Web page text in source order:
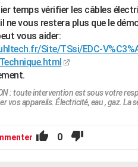
temps vérifier les câbles
ne vous restera plus que le
vous aider:
Site/TSsi/EDC-
: toute intervention est sous votre
vos appareils. Électricité, eau , gaz. La
0